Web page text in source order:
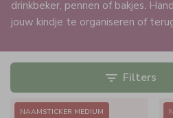
drinkbeker, pennen of bakjes.
jouw kindje te organiseren of
Filters
NAAMSTICKER MEDIUM